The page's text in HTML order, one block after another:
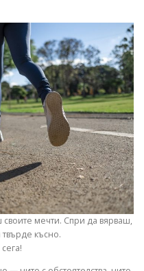
мечти. Спри да вярваш,
късно.